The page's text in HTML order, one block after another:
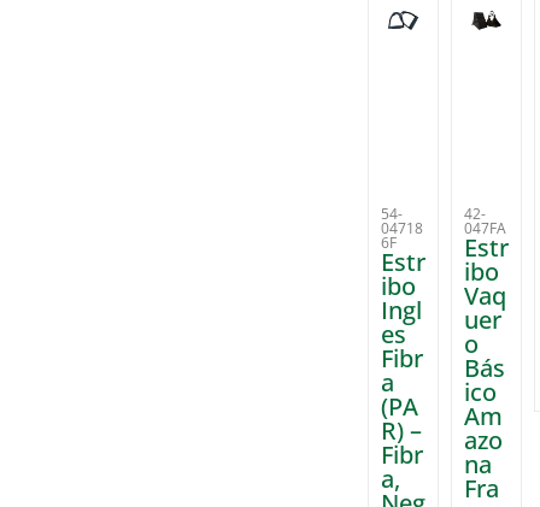
54-
04718
6F
Estr
ibo
Ingl
es
Fibr
a
(PA
R) –
Fibr
a,
42-
047FA
Estr
ibo
Vaq
uer
o
Bás
ico
Am
azo
na
Fra